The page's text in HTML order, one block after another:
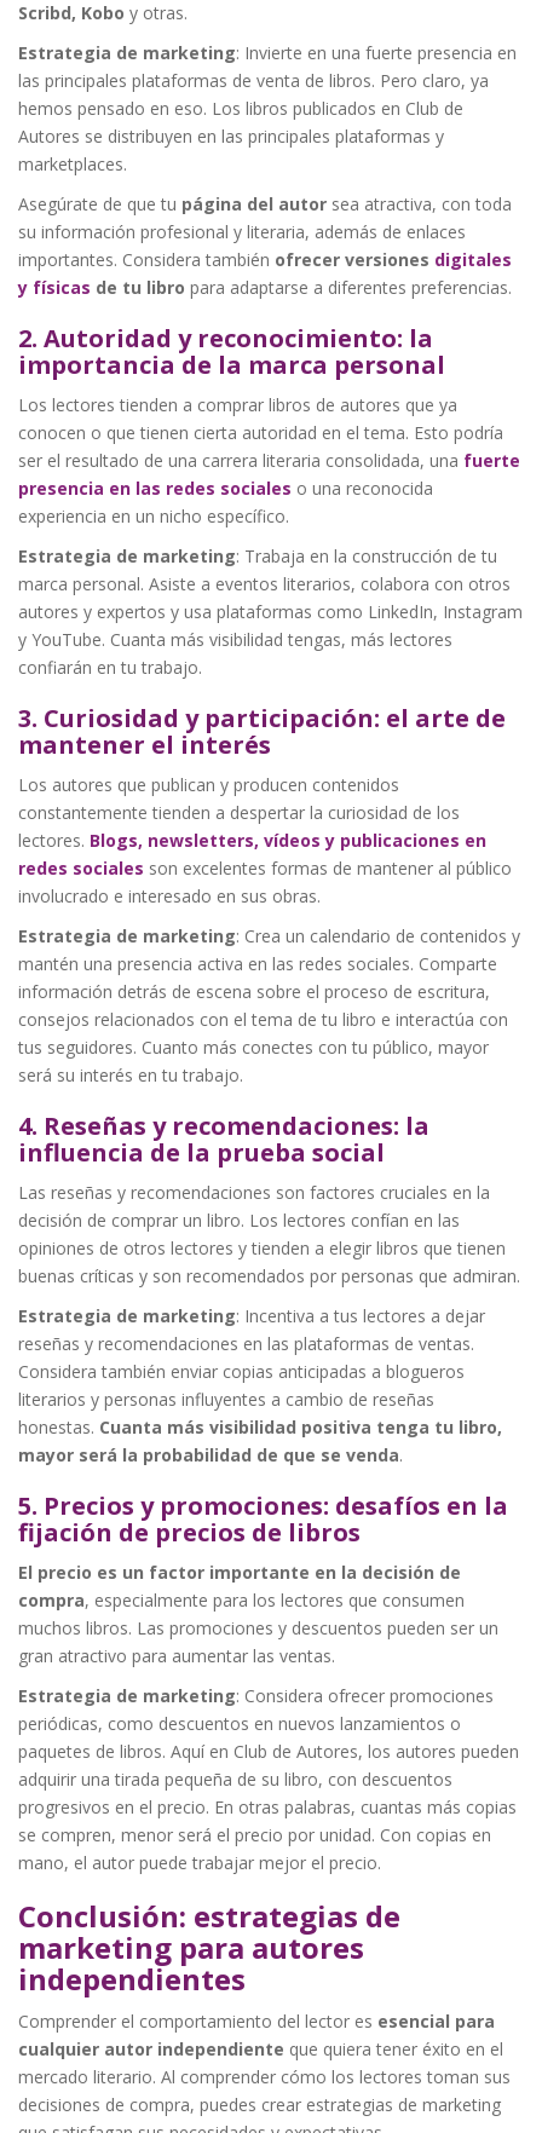
Scribd, Kobo y otras.
Estrategia de marketing: Invierte en una fuerte presencia en
las principales plataformas de venta de libros. Pero claro, ya
hemos pensado en eso. Los libros publicados en Club de
Autores se distribuyen en las principales plataformas y
marketplaces.
Asegúrate de que tu página del autor sea atractiva, con toda
su información profesional y literaria, además de enlaces
importantes. Considera también ofrecer versiones digitales
y físicas de tu libro para adaptarse a diferentes preferencias.
2. Autoridad y reconocimiento: la
importancia de la marca personal
Los lectores tienden a comprar libros de autores que ya
conocen o que tienen cierta autoridad en el tema. Esto podría
ser el resultado de una carrera literaria consolidada, una fuerte
presencia en las redes sociales o una reconocida
experiencia en un nicho específico.
Estrategia de marketing: Trabaja en la construcción de tu
marca personal. Asiste a eventos literarios, colabora con otros
autores y expertos y usa plataformas como LinkedIn, Instagram
y YouTube. Cuanta más visibilidad tengas, más lectores
confiarán en tu trabajo.
3. Curiosidad y participación: el arte de
mantener el interés
Los autores que publican y producen contenidos
constantemente tienden a despertar la curiosidad de los
lectores. Blogs, newsletters, vídeos y publicaciones en
redes sociales son excelentes formas de mantener al público
involucrado e interesado en sus obras.
Estrategia de marketing: Crea un calendario de contenidos y
mantén una presencia activa en las redes sociales. Comparte
información detrás de escena sobre el proceso de escritura,
consejos relacionados con el tema de tu libro e interactúa con
tus seguidores. Cuanto más conectes con tu público, mayor
será su interés en tu trabajo.
4. Reseñas y recomendaciones: la
influencia de la prueba social
Las reseñas y recomendaciones son factores cruciales en la
decisión de comprar un libro. Los lectores confían en las
opiniones de otros lectores y tienden a elegir libros que tienen
buenas críticas y son recomendados por personas que admiran.
Estrategia de marketing: Incentiva a tus lectores a dejar
reseñas y recomendaciones en las plataformas de ventas.
Considera también enviar copias anticipadas a blogueros
literarios y personas influyentes a cambio de reseñas
honestas. Cuanta más visibilidad positiva tenga tu libro,
mayor será la probabilidad de que se venda.
5. Precios y promociones: desafíos en la
fijación de precios de libros
El precio es un factor importante en la decisión de
compra, especialmente para los lectores que consumen
muchos libros. Las promociones y descuentos pueden ser un
gran atractivo para aumentar las ventas.
Estrategia de marketing: Considera ofrecer promociones
periódicas, como descuentos en nuevos lanzamientos o
paquetes de libros. Aquí en Club de Autores, los autores pueden
adquirir una tirada pequeña de su libro, con descuentos
progresivos en el precio. En otras palabras, cuantas más copias
se compren, menor será el precio por unidad. Con copias en
mano, el autor puede trabajar mejor el precio.
Conclusión: estrategias de
marketing para autores
independientes
Comprender el comportamiento del lector es esencial para
cualquier autor independiente que quiera tener éxito en el
mercado literario. Al comprender cómo los lectores toman sus
decisiones de compra, puedes crear estrategias de marketing